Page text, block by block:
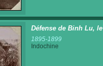
Défense de Binh Lu,
1895-1899
Indochine